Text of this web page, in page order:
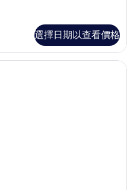
選擇日期以查看價格